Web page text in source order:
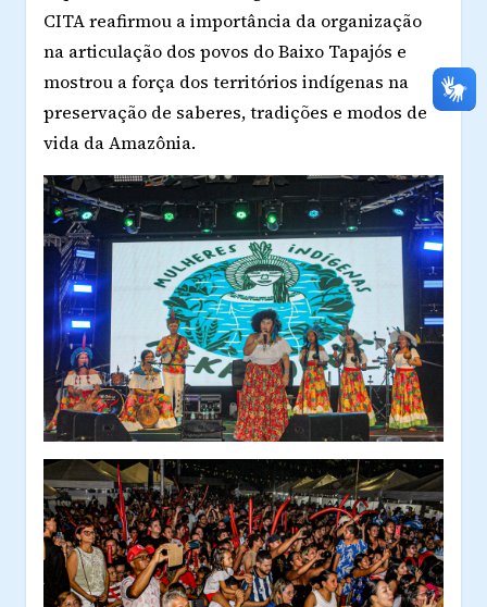
CITA reafirmou a importância da organização
na articulação dos povos do Baixo Tapajós e
mostrou a força dos territórios indígenas na
preservação de saberes, tradições e modos de
vida da Amazônia.